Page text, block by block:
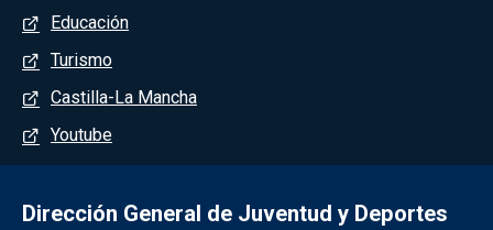
Educación
Turismo
Castilla-La Mancha
Youtube
Dirección General de Juventud y Deportes